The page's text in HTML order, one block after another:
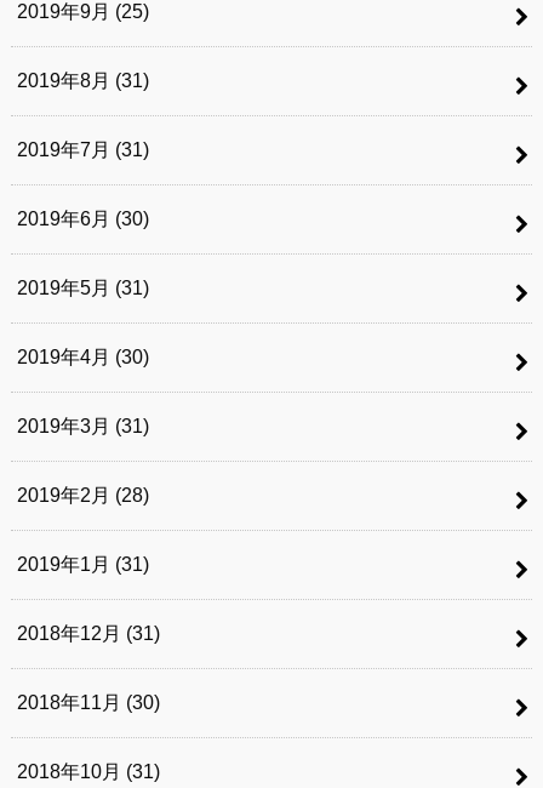
2019年9月 (25)
2019年8月 (31)
2019年7月 (31)
2019年6月 (30)
2019年5月 (31)
2019年4月 (30)
2019年3月 (31)
2019年2月 (28)
2019年1月 (31)
2018年12月 (31)
2018年11月 (30)
2018年10月 (31)